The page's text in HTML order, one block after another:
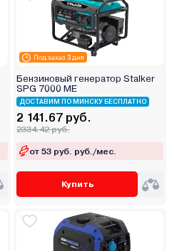
Под заказ 3 дня
Бензиновый генератор Stalker
SPG 7000 ME
ДОСТАВИМ ПО МИНСКУ БЕСПЛАТНО
2 141.67 руб.
2334.42 руб.
от 53 руб. руб./мес.
Купить